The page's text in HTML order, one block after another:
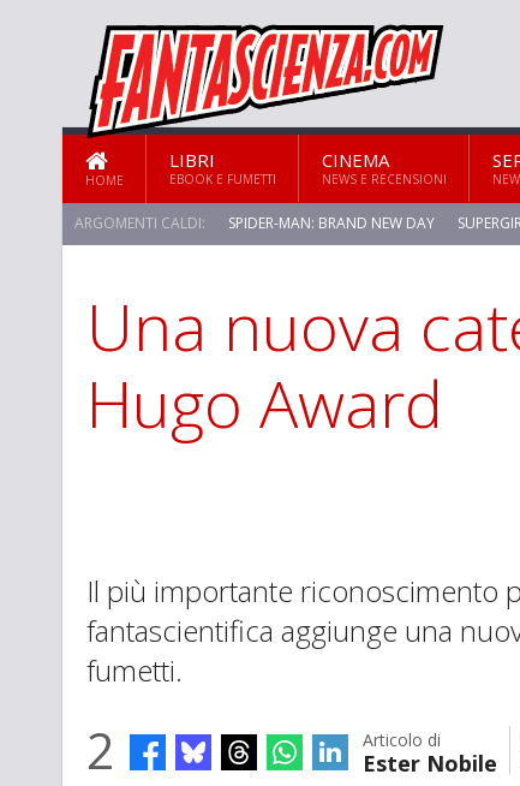
HOME
LIBRI
EBOOK E FUMETTI
CINEMA
NEWS E RECENSIONI
ARGOMENTI CALDI: SPIDER-MAN: BRAND NEW DAY
Una nuova
Hugo Award
Il più importante riconoscimento
fantascientifica aggiunge una
fumetti.
2 Articolo di
Ester Nobile